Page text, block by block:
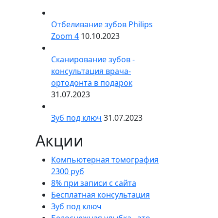
Отбеливание зубов Philips
Zoom 4 10.10.2023
Сканирование зубов -
консультация врача-
ортодонта в подарок
31.07.2023
Зуб под ключ 31.07.2023
Акции
Компьютерная томография
2300 руб
8% при записи с сайта
Бесплатная консультация
Зуб под ключ